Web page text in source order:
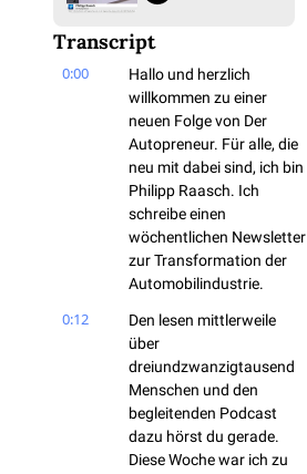
Transcript
0:00
Hallo und herzlich
willkommen zu einer
neuen Folge von Der
Autopreneur. Für alle, die
neu mit dabei sind, ich bin
Philipp Raasch. Ich
schreibe einen
wöchentlichen Newsletter
zur Transformation der
Automobilindustrie.
0:12
Den lesen mittlerweile
über
dreiundzwanzigtausend
Menschen und den
begleitenden Podcast
dazu hörst du gerade.
Diese Woche war ich zu